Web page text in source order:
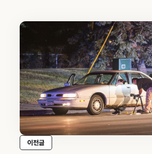
이전글